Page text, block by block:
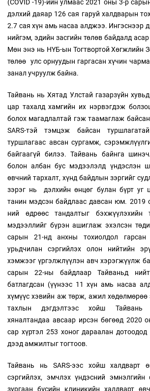
(COVID -19)-ийн улмаас 2021 оны 3-р
дэлхий даяар 126 сая гаруй халдварын
2.7 сая хүн амь насаа алджээ. Ингэснээр
нийгэм, эдийн засгийн төлөв байдалд
Мөн энэ нь НҮБ-ын Тогтвортой Хөгжлийн
төлөө улс орнуудын гаргасан хүчин
занал учруулж байна.
Тайвань нь Хятад Улстай газарзүйн
цар тахалд хамгийн их нэрвэгдэж
болох магадлалтай гэж таамаглаж
SARS-тэй тэмцэж байсан
туршлагаас авсан сургамж,
байгаагүй билээ. Тайвань байнга
болон албан бус мэдээлэлд үндэслэн
өвчний тархалт, хүнд байдлын зэргийг
зэрэг нь дэлхийн өнцөг булан бүрт уг
танин мэдсэн байдлаас давсан юм. 2019
ний өдрөөс тандалтыг бэхжүүлэхийн
мэдээллийг бүрэн ашиглаж эхэлсэн
сарын 21-нд анхны тохиолдол
урьдчилан сэргийлэх олон нийтийн
хэмжээг үргэлжлүүлэн авч хэрэгжүүлж
сарын 22-ны байдлаар Тайваньд
батлагдсан (үүнээс 11 хүн амь насаа
хүмүүс хэвийн аж төрж, ажил
тахлын дэгдэлтээс хойш Тайвань
хяналтандаа авсаар ирсэн бөгөөд 2020
сар хүртэл 253 хоног дараалан дотоодод
дээд амжилтыг тогтоов.
Тайвань нь SARS-ээс хойш халдварт
сэргийлэх, эмчлэх үндэсний эмнэлгийн
зургаан бүсийн клиникийн халдварт